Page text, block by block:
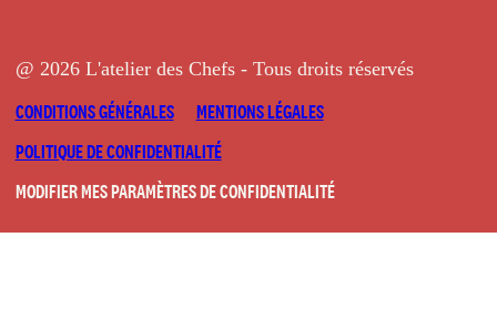
@ 2026 L'atelier des Chefs - Tous droits réservés
CONDITIONS GÉNÉRALES
MENTIONS LÉGALES
POLITIQUE DE CONFIDENTIALITÉ
MODIFIER MES PARAMÈTRES DE CONFIDENTIALITÉ